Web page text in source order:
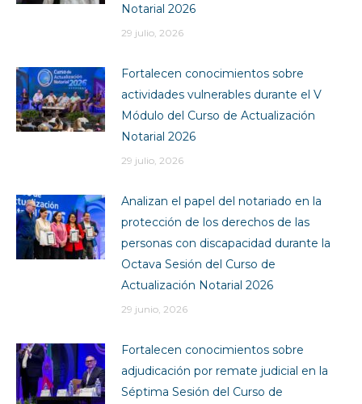
Notarial 2026
29 julio, 2026
Fortalecen conocimientos sobre
actividades vulnerables durante el V
Módulo del Curso de Actualización
Notarial 2026
29 julio, 2026
Analizan el papel del notariado en la
protección de los derechos de las
personas con discapacidad durante la
Octava Sesión del Curso de
Actualización Notarial 2026
29 junio, 2026
Fortalecen conocimientos sobre
adjudicación por remate judicial en la
Séptima Sesión del Curso de